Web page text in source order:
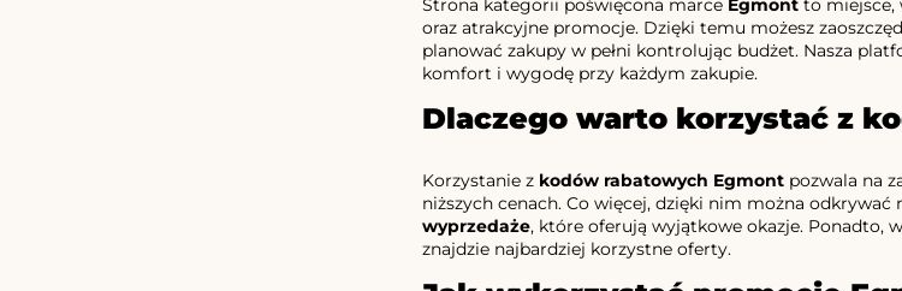
Strona kategorii poświęcona marce Egmont to miejsce,
oraz atrakcyjne promocje. Dzięki temu możesz
planować zakupy w pełni kontrolując budżet. Nasza
komfort i wygodę przy każdym zakupie.
Dlaczego warto korzystać z
Korzystanie z kodów rabatowych Egmont pozwala na
niższych cenach. Co więcej, dzięki nim można
wyprzedaże, które oferują wyjątkowe okazje. Ponadto,
znajdzie najbardziej korzystne oferty.